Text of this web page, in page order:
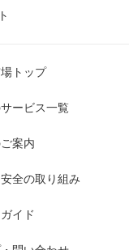
トップ
ービス一覧
案内
全の取り組み
イド